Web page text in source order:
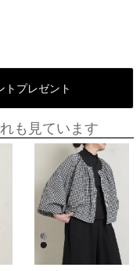
トプレゼント
も見ています